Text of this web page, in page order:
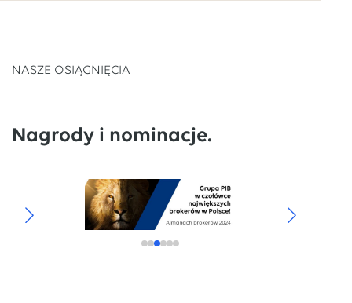
NASZE OSIĄGNIĘCIA
Nagrody i nominacje.